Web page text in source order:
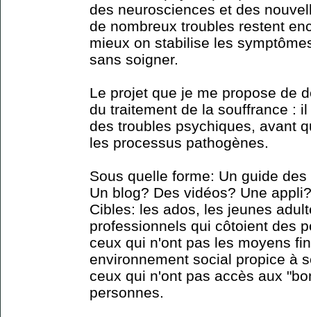
des neurosciences et des
de nombreux troubles restent
mieux on stabilise les
sans soigner.
Le projet que je me propose de
du traitement de la souffrance :
des troubles psychiques, avant
les processus pathogènes.
Sous quelle forme: Un guide
Un blog? Des vidéos? Une
Cibles: les ados, les jeunes
professionnels qui côtoient des
ceux qui n'ont pas les moyens
environnement social propice à
ceux qui n'ont pas accès aux
personnes.